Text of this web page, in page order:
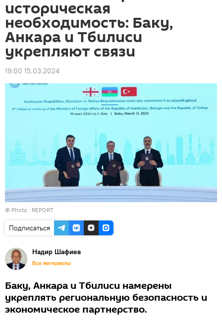
историческая
необходимость: Баку,
Анкара и Тбилиси
укрепляют связи
19:00 15.03.2024
© Photo : REPORT
Подписаться
Надир Шафиев
Все материалы
Баку, Анкара и Тбилиси намерены
укреплять региональную безопасность и
экономическое партнерство.